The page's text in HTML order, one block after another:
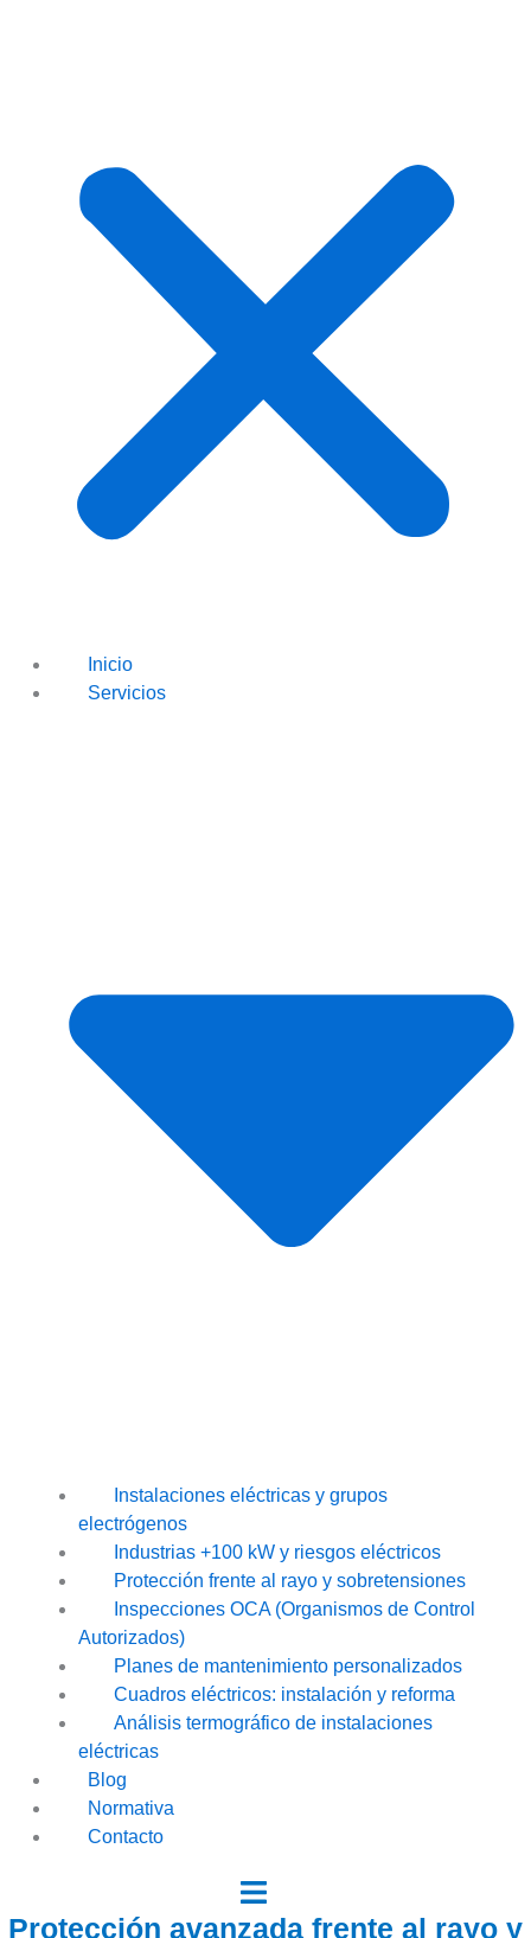
Inicio
Servicios
Instalaciones eléctricas y grupos
electrógenos
Industrias +100 kW y riesgos eléctricos
Protección frente al rayo y sobretensiones
Inspecciones OCA (Organismos de Control
Autorizados)
Planes de mantenimiento personalizados
Cuadros eléctricos: instalación y reforma
Análisis termográfico de instalaciones
eléctricas
Blog
Normativa
Contacto
Protección avanzada frente al rayo y